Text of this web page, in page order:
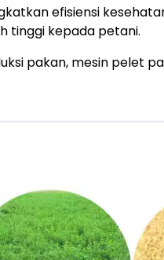
efisiensi
tinggi kepada petani.
pakan, mesin pelet